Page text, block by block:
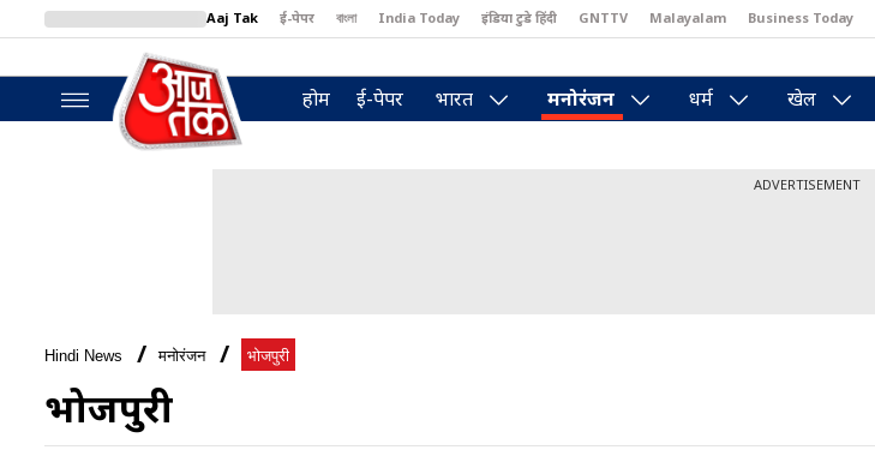
Aaj Tak ई-पेपर বাংলা India Today इंडिया टुडे हिंदी GNTTV Malayalam Business Today
BT Bazaar
होम ई-पेपर भारत मनोरंजन धर्म खेल
ADVERTISEMENT
Hindi News मनोरंजन भोजपुरी
भोजपुरी